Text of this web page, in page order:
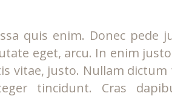
quis enim. Donec pede
eget, arcu. In enim
vitae, justo. Nullam dictum
tincidunt. Cras